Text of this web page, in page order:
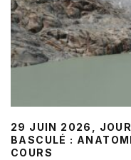
29 JUIN 2026, JOUR
BASCULÉ :
COURS